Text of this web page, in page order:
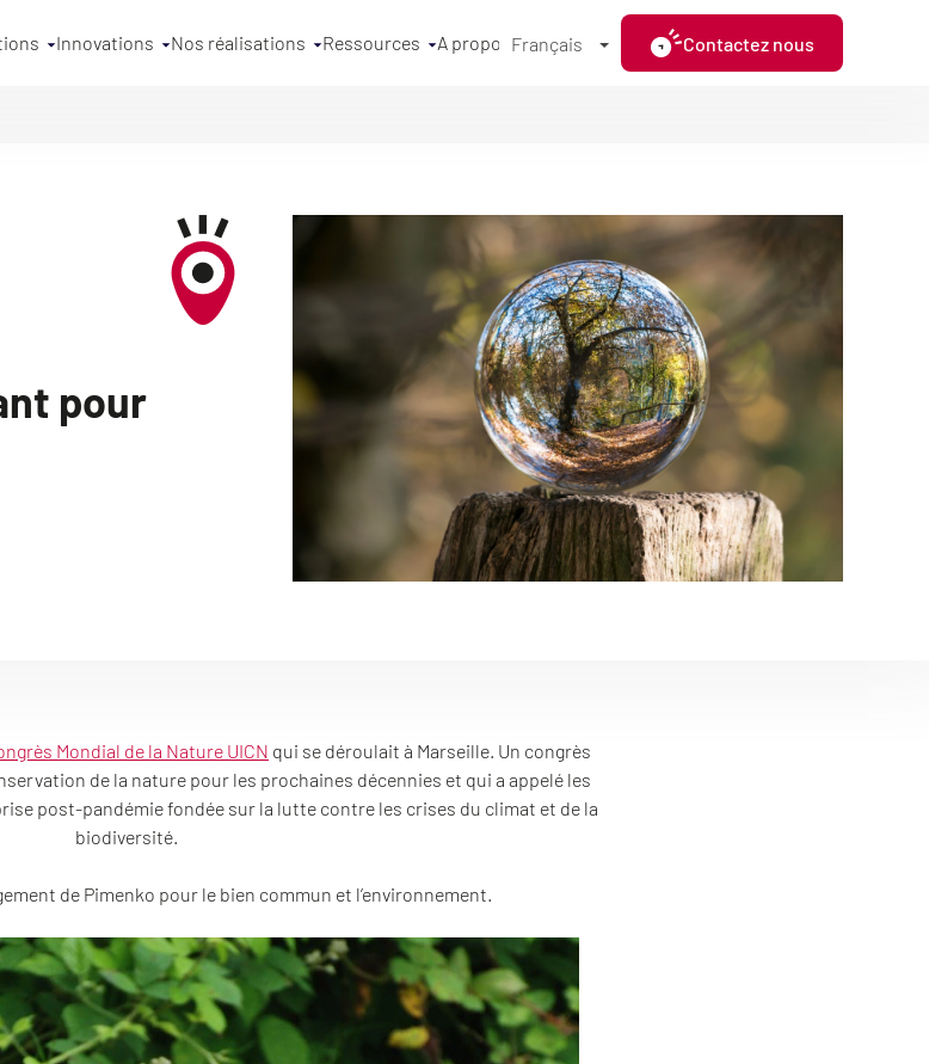
Innovations Nos réalisations Ressources A propos Français Contactez nous
pour
Mondial de la Nature UICN qui se déroulait à Marseille. Un congrès
de la nature pour les prochaines décennies et qui a appelé les
post-pandémie fondée sur la lutte contre les crises du climat et de la
biodiversité.
de Pimenko pour le bien commun et l’environnement.